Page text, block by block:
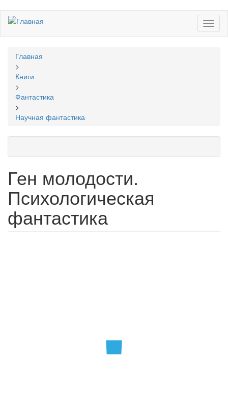
Перейти
основному
Вы
здесь
Главная
>
Книги
>
Фантастика
>
Научная фантастика
Ген молодости.
Психологическая
фантастика